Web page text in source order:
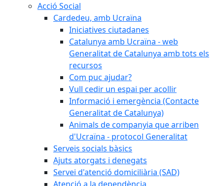
Acció Social
Cardedeu, amb Ucraïna
Iniciatives ciutadanes
Catalunya amb Ucraïna - web
Generalitat de Catalunya amb tots els
recursos
Com puc ajudar?
Vull cedir un espai per acollir
Informació i emergència (Contacte
Generalitat de Catalunya)
Animals de companyia que arriben
d'Ucraïna - protocol Generalitat
Serveis socials bàsics
Ajuts atorgats i denegats
Servei d'atenció domiciliària (SAD)